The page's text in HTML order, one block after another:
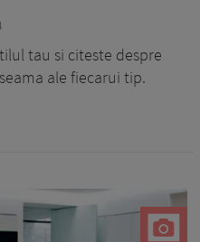
tau si citeste despre
ale fiecarui tip.